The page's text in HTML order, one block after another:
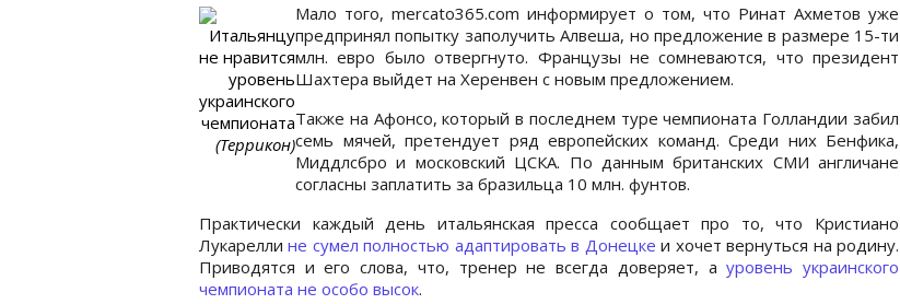
Итальянцу
не нравится
уровень
украинского
чемпионата
(Террикон)
Мало того, mercato365.com информирует о том, что Ринат Ахметов уже
предпринял попытку заполучить Алвеша, но предложение в размере 15-ти
млн. евро было отвергнуто. Французы не сомневаются, что президент
Шахтера выйдет на Херенвен с новым предложением.
Также на Афонсо, который в последнем туре чемпионата Голландии забил
семь мячей, претендует ряд европейских команд. Среди них Бенфика,
Миддлсбро и московский ЦСКА. По данным британских СМИ англичане
согласны заплатить за бразильца 10 млн. фунтов.
Практически каждый день итальянская пресса сообщает про то, что Кристиано
Лукареллине сумел полностью адаптировать в Донецкеи хочет вернуться на родину.
Приводятся и его слова, что, тренер не всегда доверяет, ауровень украинского
чемпионата не особо высок.